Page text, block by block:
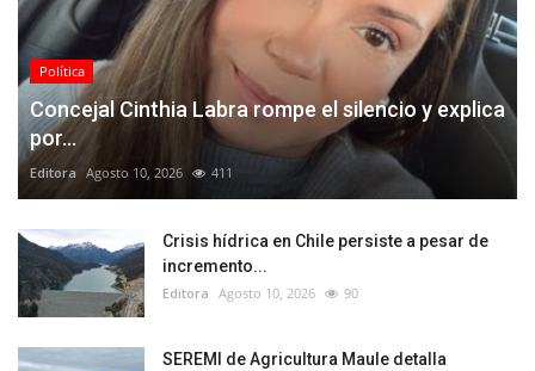
Política
Concejal Cinthia Labra rompe el silencio y explica
por...
Editora Agosto 10, 2026 411
Crisis hídrica en Chile persiste a pesar de
incremento...
Editora Agosto 10, 2026 90
SEREMI de Agricultura Maule detalla